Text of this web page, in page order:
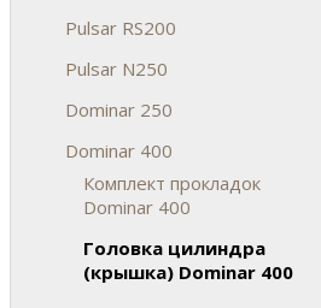
Pulsar RS200
Pulsar N250
Dominar 250
Dominar 400
Комплект прокладок
Dominar 400
Головка цилиндра
(крышка) Dominar 400